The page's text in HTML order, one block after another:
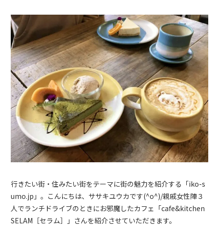
行きたい街・住みたい街をテーマに街の魅力を紹介する「iko-s
umo.jp 」。こんにちは、ササキユウカです(^o^)/親戚女性陣３
人でランチドライブのときにお邪魔したカフェ「cafe&kitchen
SELAM［セラム］」さんを紹介させていただきます。